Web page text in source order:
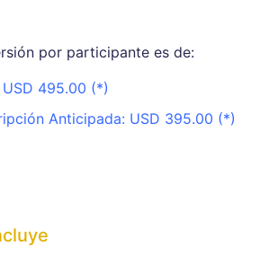
por participante es de:
495.00 (*)
Anticipada: USD 395.00 (*)